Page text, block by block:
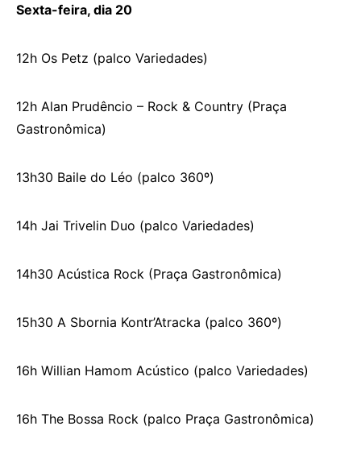
Sexta-feira, dia 20
12h Os Petz (palco Variedades)
12h Alan Prudêncio – Rock & Country (Praça
Gastronômica)
13h30 Baile do Léo (palco 360º)
14h Jai Trivelin Duo (palco Variedades)
14h30 Acústica Rock (Praça Gastronômica)
15h30 A Sbornia Kontr’Atracka (palco 360º)
16h Willian Hamom Acústico (palco Variedades)
16h The Bossa Rock (palco Praça Gastronômica)